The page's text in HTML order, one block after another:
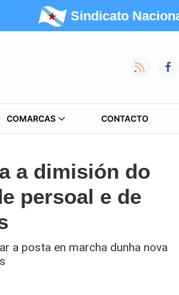
Sindicato
COMARCAS CONTACTO
a dimisión do
persoal e de
a posta en marcha dunha nova